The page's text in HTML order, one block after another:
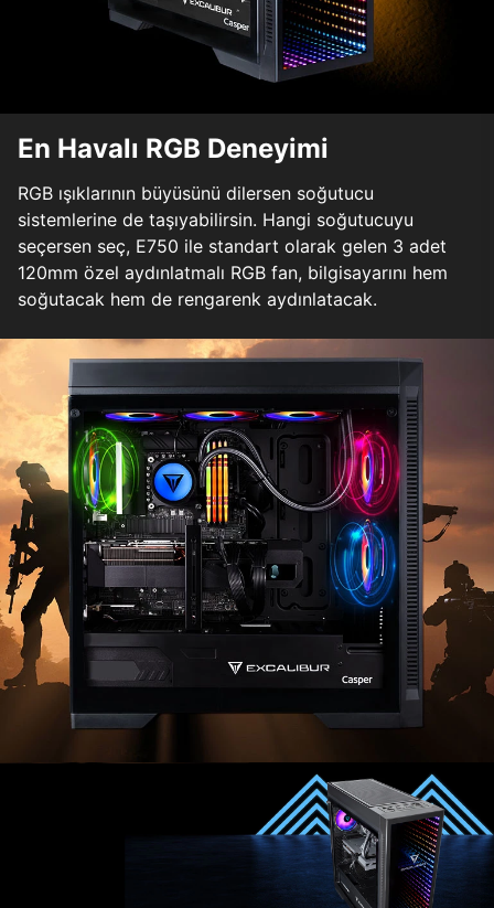
En Havalı RGB Deneyimi
RGB ışıklarının büyüsünü dilersen soğutucu
sistemlerine de taşıyabilirsin. Hangi soğutucuyu
seçersen seç, E750 ile standart olarak gelen 3 adet
120mm özel aydınlatmalı RGB fan, bilgisayarını hem
soğutacak hem de rengarenk aydınlatacak.